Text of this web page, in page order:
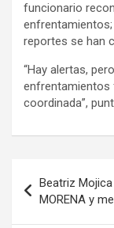
funcionario
reportes se han
“Hay alertas,
enfrentamientos
coordinada”,
de
entradas
Beatriz
MORENA y